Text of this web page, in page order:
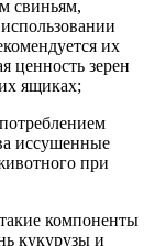
свиньям,
их
ценность зерен
ящиках;
иссушенные
при
компоненты
кукурузы и